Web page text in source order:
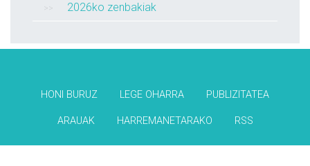
2026ko zenbakiak
HONI BURUZ LEGE OHARRA PUBLIZITATEA
ARAUAK HARREMANETARAKO RSS